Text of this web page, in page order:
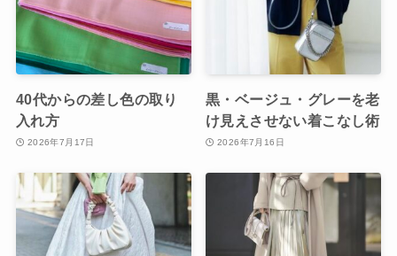
40代からの差し色の取り
入れ方
2026年7月17日
黒・ベージュ・グレーを老
け見えさせない着こなし術
2026年7月16日